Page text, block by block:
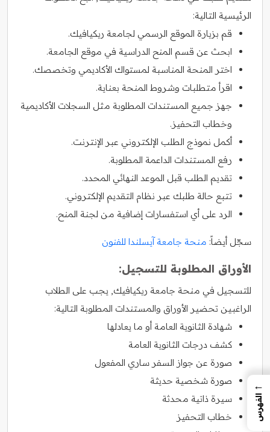
الرئيسية التالية:
قم بزيارة الموقع الرسمي لجامعة ريكيافيك.
ابحث عن قسم المنح الدراسية في موقع الجامعة.
اختر المنحة المناسبة لمستواك الأكاديمي وتخصصك.
اقرأ متطلبات وشروط المنحة بعناية.
جهز جميع المستندات المطلوبة مثل السجلات الأكاديمية
وخطاب التحفيز.
أكمل نموذج الطلب الإلكتروني عبر الإنترنت.
رفع المستندات الداعمة المطلوبة.
تقديم الطلب قبل الموعد النهائي المحدد.
تتبع حالة طلبك عبر نظام التقديم الإلكتروني.
الرد على أي استفسارات إضافية من لجنة المنح.
سجّل أيضاً: منحة جامعة آيسلندا للفنون
الأوراق المطلوبة للتسجيل:
للتسجيل في منحة جامعة ريكيافيك, يجب على الطلاب
الراغبين تحضير الأوراق والمستندات المطلوبة التالية:
شهادة الثانوية العامة أو ما يعادلها
كشف درجات الثانوية العامة
صورة عن جواز السفر ساري المفعول
صورة شخصية حديثة
سيرة ذاتية محدثة
خطاب التحفيز
←
الفهرس